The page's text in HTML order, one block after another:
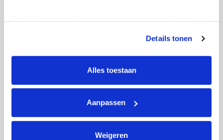
tonen. Je kunt je toestemming op elk moment wijzigen of
intrekken via Cookie instellingen onderaan de pagina. De
lijst met cookies is te vinden in het tabblad “details”.
Details tonen
Alles toestaan
Aanpassen
Weigeren
Streefbedrag
Updates